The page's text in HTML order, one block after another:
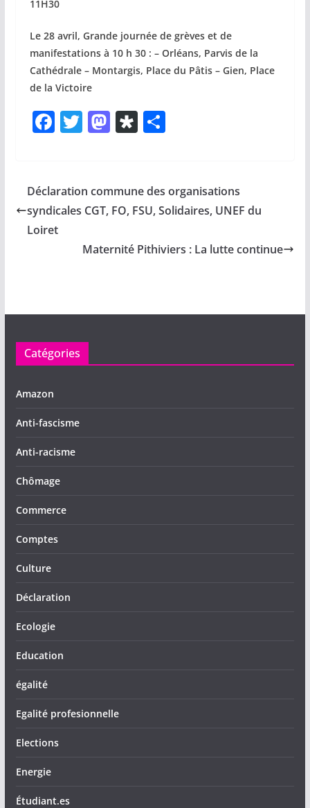
11H30
Le 28 avril, Grande journée de grèves et de
manifestations à 10 h 30 : – Orléans, Parvis de la
Cathédrale – Montargis, Place du Pâtis – Gien, Place
de la Victoire
F
e
b
o
T
er
M
o
d
n
Di
p
or
P
g
er
Déclaration commune des organisations
syndicales CGT, FO, FSU, Solidaires, UNEF du
Loiret
Maternité Pithiviers : La lutte continue
Catégories
Amazon
Anti-fascisme
Anti-racisme
Chômage
Commerce
Comptes
Culture
Déclaration
Ecologie
Education
égalité
Egalité profesionnelle
Elections
Energie
Étudiant.es